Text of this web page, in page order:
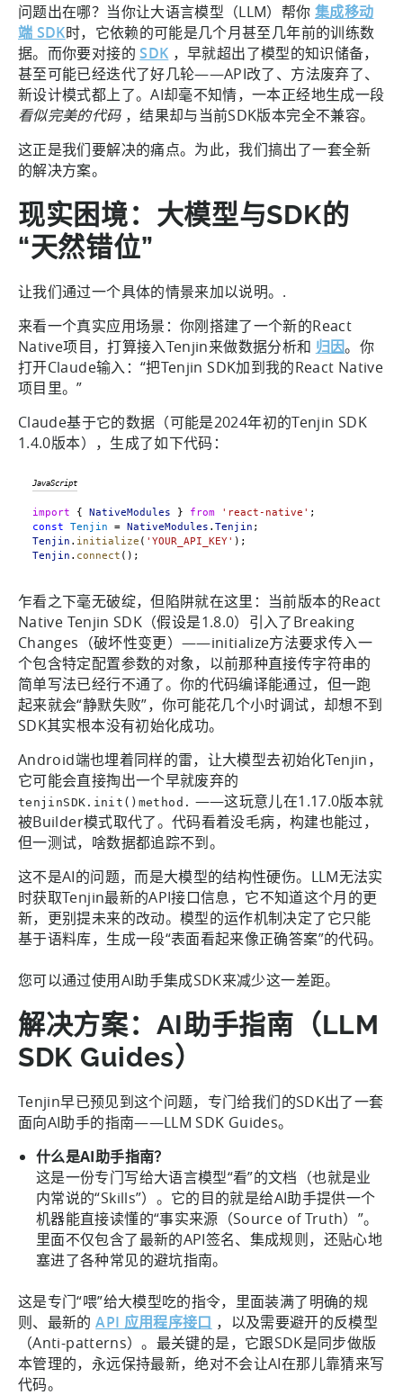
问题出在哪？当你让大语言模型（LLM）帮你 集成移动
端 SDK时，它依赖的可能是几个月甚至几年前的训练数
据。而你要对接的SDK ，早就超出了模型的知识储备，
甚至可能已经迭代了好几轮——API改了、方法废弃了、
新设计模式都上了。AI却毫不知情，一本正经地生成一段
看似完美的代码 ，结果却与当前SDK版本完全不兼容。
这正是我们要解决的痛点。为此，我们搞出了一套全新
的解决方案。
现实困境：大模型与SDK的
“天然错位”
让我们通过一个具体的情景来加以说明。.
来看一个真实应用场景：你刚搭建了一个新的React
Native项目，打算接入Tenjin来做数据分析和 归因。你
打开Claude输入：“把Tenjin SDK加到我的React Native
项目里。”
Claude基于它的数据（可能是2024年初的Tenjin SDK
1.4.0版本），生成了如下代码：
JavaScript
import { NativeModules } from 'react-native' ;
const
Tenjin = NativeModules . Tenjin ;
Tenjin . initialize ( 'YOUR_API_KEY' );
Tenjin . connect ();
乍看之下毫无破绽，但陷阱就在这里：当前版本的React
Native Tenjin SDK（假设是1.8.0）引入了Breaking
Changes（破坏性变更）——initialize方法要求传入一
个包含特定配置参数的对象，以前那种直接传字符串的
简单写法已经行不通了。你的代码编译能通过，但一跑
起来就会“静默失败”，你可能花几个小时调试，却想不到
SDK其实根本没有初始化成功。
Android端也埋着同样的雷，让大模型去初始化Tenjin，
它可能会直接掏出一个早就废弃的
tenjinSDK.init()method. ——这玩意儿在1.17.0版本就
被Builder模式取代了。代码看着没毛病，构建也能过，
但一测试，啥数据都追踪不到。
这不是AI的问题，而是大模型的结构性硬伤。LLM无法实
时获取Tenjin最新的API接口信息，它不知道这个月的更
新，更别提未来的改动。模型的运作机制决定了它只能
基于语料库，生成一段“表面看起来像正确答案”的代码。
您可以通过使用AI助手集成SDK来减少这一差距。
解决方案：AI助手指南（LLM
SDK Guides）
Tenjin早已预见到这个问题，专门给我们的SDK出了一套
面向AI助手的指南——LLM SDK Guides。
什么是AI助手指南？
这是一份专门写给大语言模型“看”的文档（也就是业
内常说的“Skills”）。它的目的就是给AI助手提供一个
机器能直接读懂的“事实来源（Source of Truth）”。
里面不仅包含了最新的API签名、集成规则，还贴心地
塞进了各种常见的避坑指南。
这是专门“喂”给大模型吃的指令，里面装满了明确的规
则、最新的API 应用程序接口 ，以及需要避开的反模型
（Anti-patterns）。最关键的是，它跟SDK是同步做版
本管理的，永远保持最新，绝对不会让AI在那儿靠猜来写
代码。